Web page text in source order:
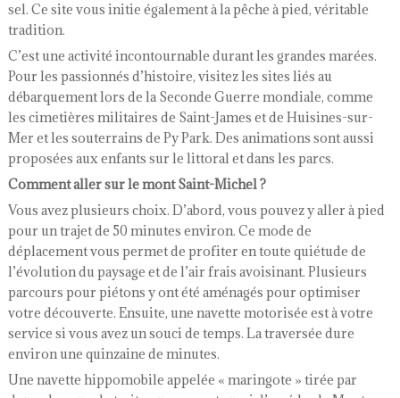
sel. Ce site vous initie également à la pêche à pied, véritable
tradition.
C’est une activité incontournable durant les grandes marées.
Pour les passionnés d’histoire, visitez les sites liés au
débarquement lors de la Seconde Guerre mondiale, comme
les cimetières militaires de Saint-James et de Huisines-sur-
Mer et les souterrains de Py Park. Des animations sont aussi
proposées aux enfants sur le littoral et dans les parcs.
Comment aller sur le mont Saint-Michel ?
Vous avez plusieurs choix. D’abord, vous pouvez y aller à pied
pour un trajet de 50 minutes environ. Ce mode de
déplacement vous permet de profiter en toute quiétude de
l’évolution du paysage et de l’air frais avoisinant. Plusieurs
parcours pour piétons y ont été aménagés pour optimiser
votre découverte. Ensuite, une navette motorisée est à votre
service si vous avez un souci de temps. La traversée dure
environ une quinzaine de minutes.
Une navette hippomobile appelée « maringote » tirée par